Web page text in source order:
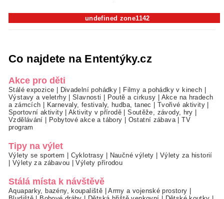
undefined zone1142
Co najdete na Ententýky.cz
Akce pro děti
Stálé expozice Divadelní pohádky Filmy a pohádky v kinech
Výstavy a veletrhy|Slavnosti Poutě a cirkusy
Akce na hradech
a zámcích
Karnevaly, festivaly, hudba, tanec Tvořivé aktivity
Sportovní aktivity|Aktivity v přírodě |Soutěže, závody, hry
Vzdělávání
Pobytové akce a tábory Ostatní zábava|TV
program
Tipy na výlet
Výlety se sportem Cyklotrasy Naučné výlety
Výlety za historií
Výlety za zábavou |Výlety přírodou
Stálá místa k návštěvě
Aquaparky, bazény, koupaliště |Army a vojenské prostory